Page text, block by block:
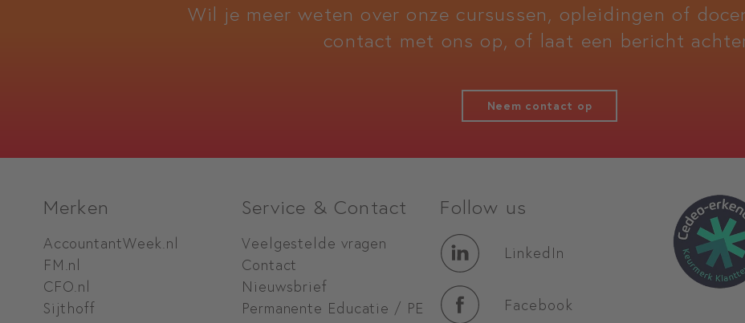
Wil je meer weten over onze cursussen, opleidingen of
contact met ons op, of laat een bericht
Neem contact op
Merken
AccountantWeek.nl
FM.nl
CFO.nl
Sijthoff
Service & Contact
Veelgestelde vragen
Contact
Nieuwsbrief
Permanente Educatie / PE
Follow us
LinkedIn
Facebook